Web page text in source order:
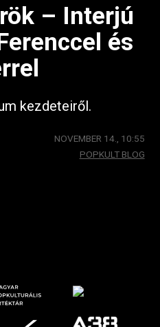
– Interjú
és
kezdeteiről.
NOVEMBER 14., 10:55
POPKULT BLOG